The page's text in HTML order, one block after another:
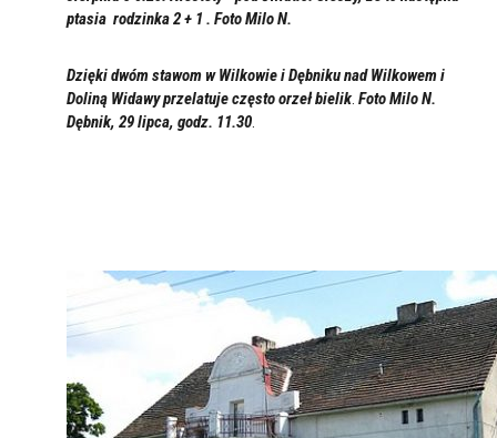
ptasia rodzinka 2 + 1 . Foto Milo N.
Dzięki dwóm stawom w Wilkowie i Dębniku nad Wilkowem i
Doliną Widawy przelatuje częstoorzeł bielik. Foto Milo N.
Dębnik, 29 lipca, godz. 11.30.